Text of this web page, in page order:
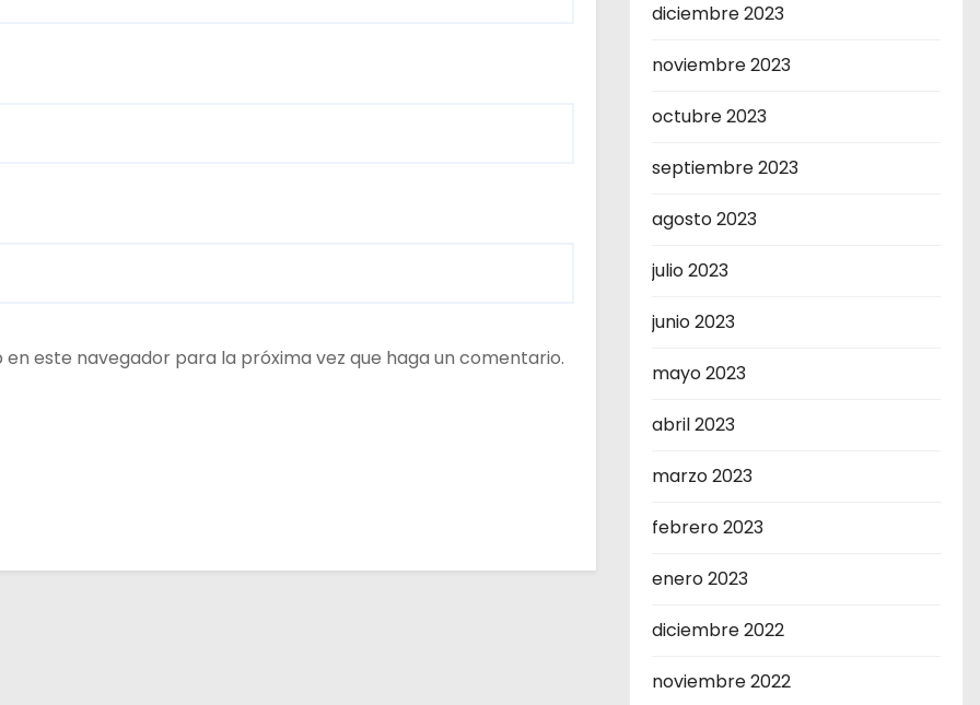
este navegador para la próxima vez que haga un comentario.
diciembre 2023
noviembre 2023
octubre 2023
septiembre 2023
agosto 2023
julio 2023
junio 2023
mayo 2023
abril 2023
marzo 2023
febrero 2023
enero 2023
diciembre 2022
noviembre 2022